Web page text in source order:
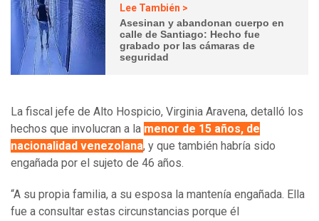
Lee También >
Asesinan y abandonan cuerpo en
calle de Santiago: Hecho fue
grabado por las cámaras de
seguridad
La fiscal jefe de Alto Hospicio, Virginia Aravena, detalló los
hechos que involucran a la menor de 15 años, de
nacionalidad venezolana, y que también habría sido
engañada por el sujeto de 46 años.
“A su propia familia, a su esposa la mantenía engañada. Ella
fue a consultar estas circunstancias porque él